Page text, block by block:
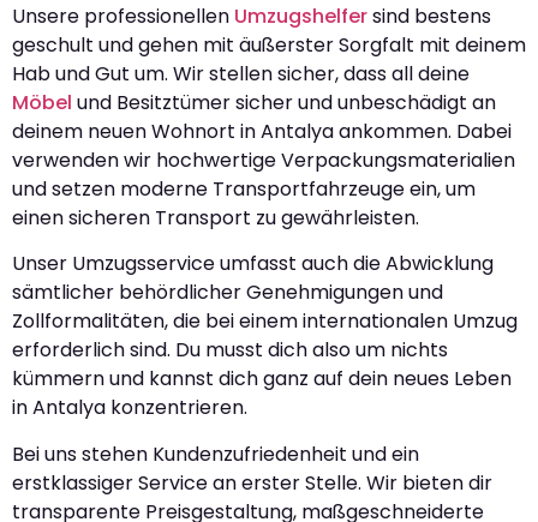
Unsere professionellen Umzugshelfersind bestens
geschult und gehen mit äußerster Sorgfalt mit deinem
Hab und Gut um. Wir stellen sicher, dass all deine
Möbel und Besitztümer sicher und unbeschädigt an
deinem neuen Wohnort in Antalya ankommen. Dabei
verwenden wir hochwertige Verpackungsmaterialien
und setzen moderne Transportfahrzeuge ein, um
einen sicheren Transport zu gewährleisten.
Unser Umzugsservice umfasst auch die Abwicklung
sämtlicher behördlicher Genehmigungen und
Zollformalitäten, die bei einem internationalen Umzug
erforderlich sind. Du musst dich also um nichts
kümmern und kannst dich ganz auf dein neues Leben
in Antalya konzentrieren.
Bei uns stehen Kundenzufriedenheit und ein
erstklassiger Service an erster Stelle. Wir bieten dir
transparente Preisgestaltung, maßgeschneiderte